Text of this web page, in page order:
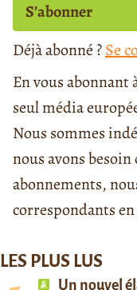
S’abonner
Déjà abonné ?Se
En vous abonnant
seul média
Nous sommes
nous avons besoin
abonnements,
correspondants
LES PLUS LUS
Un nouvel